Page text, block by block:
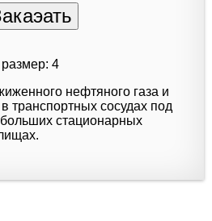
4
нефтяного газа и
транспортных сосудах под
стационарных